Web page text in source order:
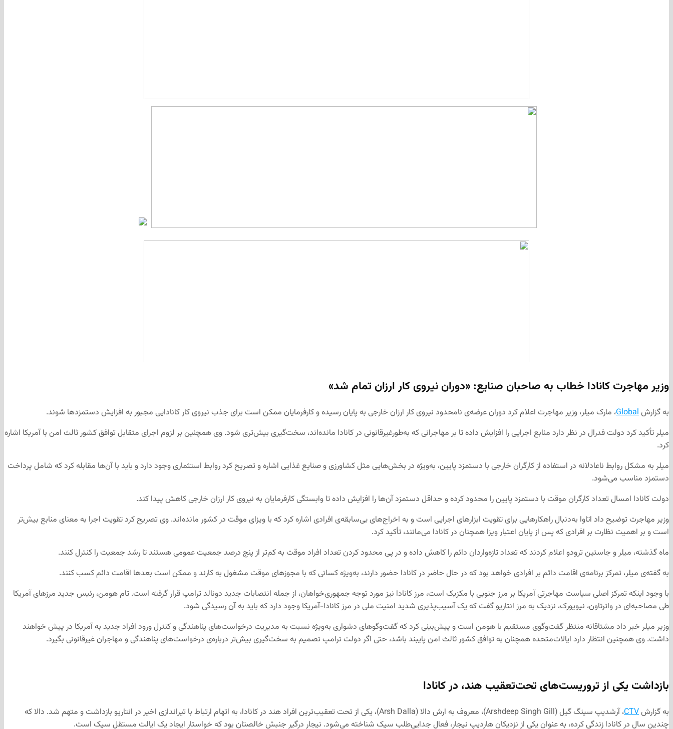
وزیر مهاجرت کانادا خطاب به صاحبان صنایع: «دوران نیروی کار ارزان تمام شد»
به گزارشGlobal، مارک میلر، وزیر مهاجرت اعلام کرد دوران عرضه‌ی نامحدود نیروی کار ارزان خارجی به پایان رسیده و کارفرمایان ممکن است برای جذب نیروی کار کانادایی مجبور به افزایش دستمزدها شوند.
میلر تأکید کرد دولت فدرال در نظر دارد منابع اجرایی را افزایش داده تا بر مهاجرانی که به‌طورغیرقانونی در کانادا مانده‌اند، سخت‌گیری بیش‌تری شود. وی همچنین بر لزوم اجرای متقابل توافق کشور ثالث امن با آمریکا اشاره
کرد.
میلر به مشکل روابط ناعادلانه در استفاده از کارگران خارجی با دستمزد پایین، به‌ویژه در بخش‌هایی مثل کشاورزی و صنایع غذایی اشاره و تصریح کرد روابط استثماری وجود دارد و باید با آن‌ها مقابله کرد که شامل پرداخت
دستمزد مناسب می‌شود.
دولت کانادا امسال تعداد کارگران موقت با دستمزد پایین را محدود کرده و حداقل دستمزد آن‌ها را افزایش داده تا وابستگی کارفرمایان به نیروی کار ارزان خارجی کاهش پیدا کند.
وزیر مهاجرت توضیح داد اتاوا به‌دنبال راهکارهایی برای تقویت ابزارهای اجرایی است و به اخراج‌های بی‌سابقه‌ی افرادی اشاره کرد که با ویزای موقت در کشور مانده‌اند. وی تصریح کرد تقویت اجرا به معنای منابع بیش‌تر
است و بر اهمیت نظارت بر افرادی که پس از پایان اعتبار ویزا همچنان در کانادا می‌مانند، تأکید کرد.
ماه گذشته، میلر و جاستین ترودو اعلام کردند که تعداد تازه‌واردان دائم را کاهش داده و در پی محدود کردن تعداد افراد موقت به کم‌تر از پنج درصد جمعیت عمومی هستند تا رشد جمعیت را کنترل کنند.
به گفته‌ی میلر، تمرکز برنامه‌ی اقامت دائم بر افرادی خواهد بود که در حال حاضر در کانادا حضور دارند، به‌ویژه کسانی که با مجوزهای موقت مشغول به کارند و ممکن است بعدها اقامت دائم کسب کنند.
با وجود اینکه تمرکز اصلی سیاست مهاجرتی آمریکا بر مرز جنوبی با مکزیک است، مرز کانادا نیز مورد توجه جمهوری‌خواهان، از جمله انتصابات جدید دونالد ترامپ قرار گرفته است. تام هومن، رئیس جدید مرزهای آمریکا
طی مصاحبه‌ای در واترتاون، نیویورک، نزدیک به مرز انتاریو گفت که یک آسیب‌پذیری شدید امنیت ملی در مرز کانادا-آمریکا وجود دارد که باید به آن رسیدگی شود.
وزیر میلر خبر داد مشتاقانه منتظر گفت‌وگوی مستقیم با هومن است و پیش‌بینی کرد که گفت‌وگوهای دشواری به‌ویژه نسبت به مدیریت درخواست‌های پناهندگی و کنترل ورود افراد جدید به آمریکا در پیش خواهند
داشت. وی همچنین انتظار دارد ایالات‌متحده همچنان به توافق کشور ثالث امن پایبند باشد، حتی اگر دولت ترامپ تصمیم به سخت‌گیری بیش‌تر درباره‌ی درخواست‌های پناهندگی و مهاجران غیرقانونی بگیرد.
بازداشت یکی از تروریست‌های تحت‌تعقیب هند، در کانادا
به گزارشCTV
، آرشدیپ سینگ گیل (Arshdeep Singh Gill)، معروف به ارش دالا (Arsh Dalla)، یکی از تحت تعقیب‌ترین افراد هند در کانادا، به اتهام ارتباط با تیراندازی اخیر در انتاریو بازداشت و متهم شد. دالا که
چندین سال در کانادا زندگی کرده، به عنوان یکی از نزدیکان هاردیپ نیجار، فعال جدایی‌طلب سیک شناخته می‌شود. نیجار درگیر جنبش خالصتان بود که خواستار ایجاد یک ایالت مستقل سیک است.